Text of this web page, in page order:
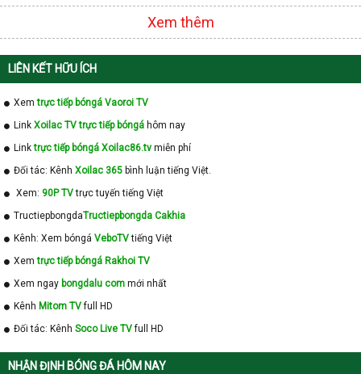
Xem thêm
LIÊN KẾT HỮU ÍCH
Xemtrực tiếp bóngá Vaoroi TV
Link Xoilac TV trực tiếp bóngá hôm nay
Linktrực tiếp bóngá Xoilac86.tv miễn phí
Đối tác: Kênh Xoilac 365 bình luận tiếng Việt.
Xem: 90P TVtrực tuyến tiếng Việt
TructiepbongdaTructiepbongda Cakhia
Kênh: Xem bóngá VeboTVtiếng Việt
Xemtrực tiếp bóngá Rakhoi TV
Xem ngay bongdalu com mới nhất
Kênh Mitom TVfull HD
Đối tác: Kênh Soco Live TVfull HD
NHẬN ĐỊNH BÓNG ĐÁ HÔM NAY